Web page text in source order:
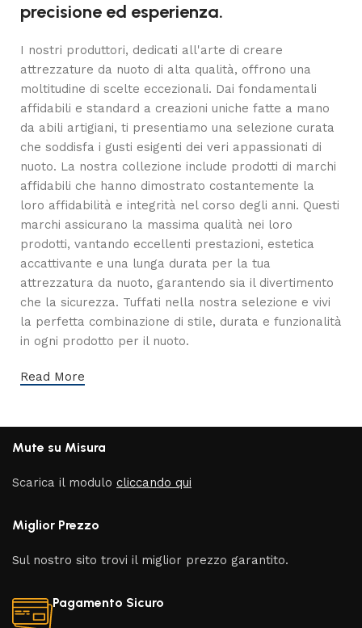
precisione ed esperienza.
I nostri produttori, dedicati all'arte di creare
attrezzature da nuoto di alta qualità, offrono una
moltitudine di scelte eccezionali. Dai fondamentali
affidabili e standard a creazioni uniche fatte a mano
da abili artigiani, ti presentiamo una selezione curata
che soddisfa i gusti esigenti dei veri appassionati di
nuoto. La nostra collezione include prodotti di marchi
affidabili che hanno dimostrato costantemente la
loro affidabilità e integrità nel corso degli anni. Questi
marchi assicurano la massima qualità nei loro
prodotti, vantando eccellenti prestazioni, estetica
accattivante e una lunga durata per la tua
attrezzatura da nuoto, garantendo sia il divertimento
che la sicurezza. Tuffati nella nostra selezione e vivi
la perfetta combinazione di stile, durata e funzionalità
in ogni prodotto per il nuoto.
Read More
Mute su Misura
Scarica il modulocliccando qui
Miglior Prezzo
Sul nostro sito trovi il miglior prezzo garantito.
Pagamento Sicuro